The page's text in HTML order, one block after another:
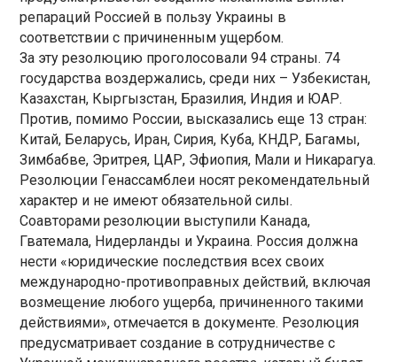
репараций Россией в пользу Украины в
соответствии с причиненным ущербом.
За эту резолюцию проголосовали 94 страны. 74
государства воздержались, среди них – Узбекистан,
Казахстан, Кыргызстан, Бразилия, Индия и ЮАР.
Против, помимо России, высказались еще 13 стран:
Китай, Беларусь, Иран, Сирия, Куба, КНДР, Багамы,
Зимбабве, Эритрея, ЦАР, Эфиопия, Мали и Никарагуа.
Резолюции Генассамблеи носят рекомендательный
характер и не имеют обязательной силы.
Соавторами резолюции выступили Канада,
Гватемала, Нидерланды и Украина. Россия должна
нести «юридические последствия всех своих
международно-противоправных действий, включая
возмещение любого ущерба, причиненного такими
действиями», отмечается в документе. Резолюция
предусматривает создание в сотрудничестве с